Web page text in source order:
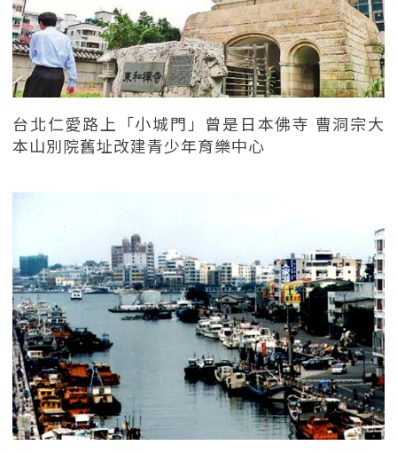
台北仁愛路上「小城門」曾是日本佛寺 曹洞宗大
本山別院舊址改建青少年育樂中心